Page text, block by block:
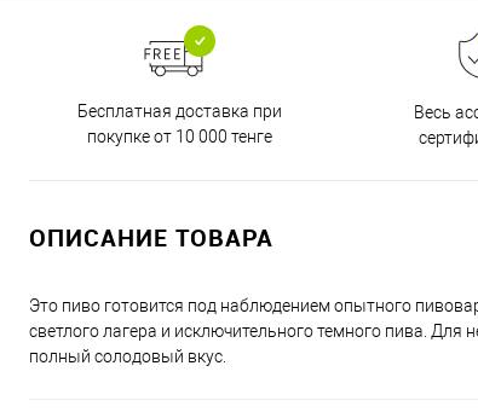
Бесплатная доставка при
покупке от 10 000 тенге
Весь
ОПИСАНИЕ ТОВАРА
Это пиво готовится под наблюдением опытного
светлого лагера и исключительного темного пива.
полный солодовый вкус.